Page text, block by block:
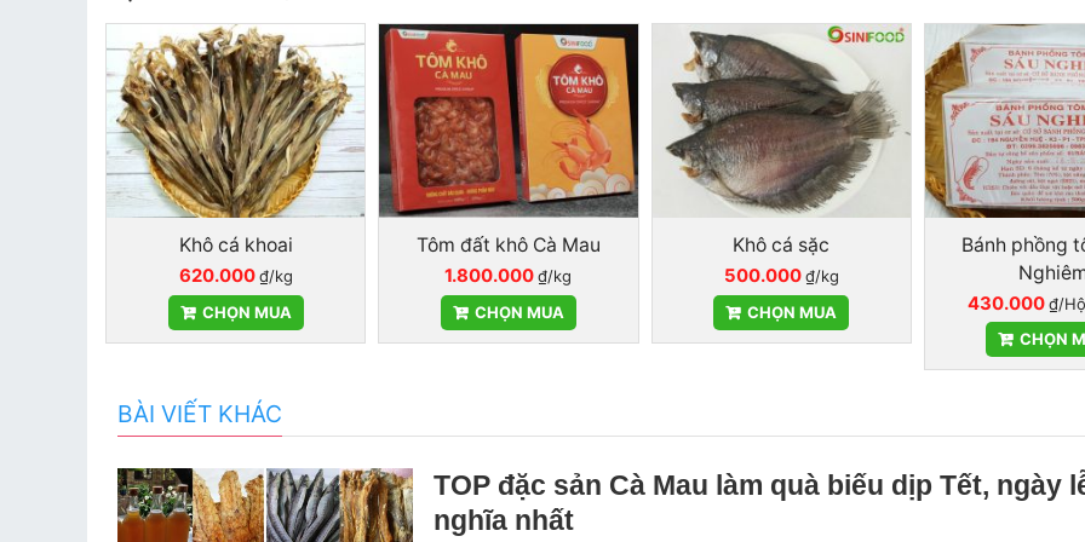
Khô cá khoai
620.000 ₫/kg
CHỌN MUA
Tôm đất khô Cà Mau
1.800.000 ₫/kg
CHỌN MUA
Khô cá sặc
500.000 ₫/kg
CHỌN MUA
Bánh phồng
430.000 ₫/
CHỌN
BÀI VIẾT KHÁC
TOP đặc sản Cà Mau làm quà biếu dịp Tết, ngày
nghĩa nhất